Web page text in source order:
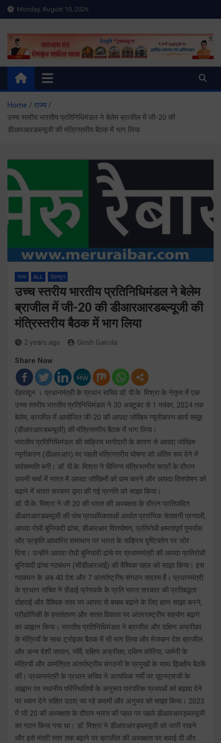
Skip
to
Monday, August 10, 2026
Meru Raibar | Uttarakhand
News | Uttarkashi News
meruraibar.com
Home
राज्य
उच्च स्तरीय भारतीय प्रतिनिधिमंडल ने बेलेम ब्राजील में जी-20 की
डीआरआरडब्ल्यूजी की मंत्रिस्तरीय बैठक में भाग लिया
राज्य ALL देहरादून
उच्च स्तरीय भारतीय प्रतिनिधिमंडल ने बेलेम
ब्राजील में जी-20 की डीआरआरडब्ल्यूजी की
मंत्रिस्तरीय बैठक में भाग लिया
2 years ago Girish Gairola
Share Now
देहरादून । प्रधानमंत्री के प्रधान सचिव डॉ. पी.के. मिश्रा के नेतृत्व में एक
उच्च स्तरीय भारतीय प्रतिनिधिमंडल ने 30 अक्टूबर से 1 नवंबर, 2024 तक
बेलेम, ब्राजील में आयोजित जी-20 की आपदा जोखिम न्यूनीकरण कार्य समूह
(डीआरआरडब्ल्यूजी) की मंत्रिस्तरीय बैठक में भाग लिया।
भारतीय प्रतिनिधिमंडल की सक्रिय भागीदारी के कारण से आपदा जोखिम
न्यूनीकरण (डीआरआर) पर पहली मंत्रिस्तरीय घोषणा को अंतिम रूप देने में
सर्वसम्मति बनी। डॉ. पी.के. मिश्रा ने विभिन्न मंत्रिस्तरीय सत्रों के दौरान
अपनी चर्चा में भारत में आपदा जोखिमों को कम करने और आपदा वित्तपोषण को
बढ़ाने में भारत सरकार द्वारा की गई प्रगति को साझा किया।
डॉ. पी.के. मिश्रा ने जी 20 की भारत की अध्यक्षता के दौरान प्रतिपादित
डीआरआरडब्ल्यूजी की पांच प्राथमिकताओं अर्थात प्रारंभिक चेतावनी प्रणाली,
आपदा रोधी बुनियादी ढांचा, डीआरआर वित्तपोषण, प्रतिरोधी क्षमतापूर्ण पुनर्वास
और प्रकृति आधारित समाधान पर भारत के सक्रिय दृष्टिकोण पर जोर
दिया। उन्होंने आपदा रोधी बुनियादी ढांचे पर प्रधानमंत्री की आपदा प्रतिरोधी
बुनियादी ढांचा गठबंधन (सीडीआरआई) की वैश्विक पहल को साझा किया। इस
गठबंधन के अब 40 देश और 7 अंतर्राष्ट्रीय संगठन सदस्य हैं। प्रधानमंत्री
के प्रधान सचिव ने सेंडाई फ्रेमवर्क के प्रति भारत सरकार की प्रतिबद्धता
दोहराई और वैश्विक स्तर पर आपदा से बचाव बढ़ाने के लिए ज्ञान साझा करने,
प्रौद्योगिकी के हस्तांतरण और सतत विकास पर अंतरराष्ट्रीय सहयोग बढ़ाने
का आह्वान किया। भारतीय प्रतिनिधिमंडल ने ब्राजील और दक्षिण अफ्रीका
के मंत्रियों के साथ ट्रोइका बैठक में भी भाग लिया और मेजबान देश ब्राजील
और अन्य देशों जापान, नॉर्वे, दक्षिण अफ्रीका, दक्षिण कोरिया, जर्मनी के
मंत्रियों और आमंत्रित अंतर्राष्ट्रीय संगठनों के प्रमुखों के साथ द्विपक्षीय बैठकें
कीं। प्रधानमंत्री के प्रधान सचिव ने अत्यधिक गर्मी पर यूएनएसजी के
आह्वान पर स्थानीय परिस्थितियों के अनुरूप पारंपरिक प्रथाओं को बढ़ावा देने
पर ध्यान देने सहित उठाए जा रहे कदमों और अनुभव को साझा किया। 2023
में जी 20 की अध्यक्षता के दौरान भारत की पहल पर पहले डीआरआरड्ब्लयूजी
का गठन किया गया था। डॉ. मिश्रा ने डीआरआरड्ब्लयूजी को जारी रखने
और इसे मंत्री स्तर तक बढ़ाने पर ब्राज़ील की अध्यक्षता पर बधाई दी और